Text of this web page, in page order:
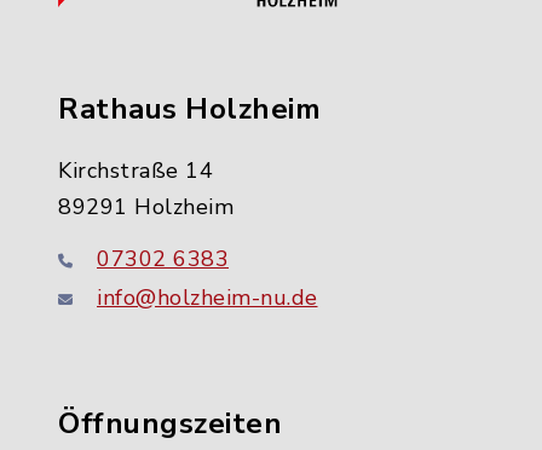
Rathaus Holzheim
Kirchstraße 14
89291 Holzheim
07302 6383
info@holzheim-nu.de
Öffnungszeiten